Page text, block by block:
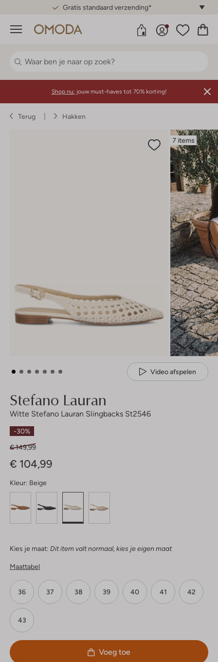
Gratis standaard verzending*
Menu
Shop nu: jouw must-haves tot 70% korting!
Terug Hakken
7 items
Video afspelen
Stefano Lauran
Witte Stefano Lauran Slingbacks St2546
-30%
€ 149,99
€ 104,99
Kleur: Beige
Kies je maat: Dit item valt normaal, kies je eigen maat
Maattabel
36 37 38 39 40 41 42
43
Voeg toe